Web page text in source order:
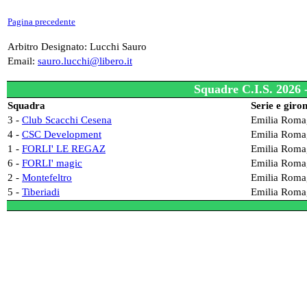
Pagina precedente
Arbitro Designato: Lucchi Sauro
Email: sauro.lucchi@libero.it
Squadre C.I.S. 2026
Squadra
Serie e
3 - Club Scacchi Cesena
Emilia
4 - CSC Development
Emilia
1 - FORLI' LE REGAZ
Emilia
6 - FORLI' magic
Emilia
2 - Montefeltro
Emilia
5 - Tiberiadi Emilia